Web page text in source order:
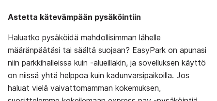
Astetta kätevämpään pysäköintiin
Haluatko pysäköidä mahdollisimman lähelle
määränpäätäsi tai säältä suojaan? EasyPark on apunasi
niin parkkihalleissa kuin ‑alueillakin, ja sovelluksen käyttö
on niissä yhtä helppoa kuin kadunvarsipaikoilla. Jos
haluat vielä vaivattomamman kokemuksen,